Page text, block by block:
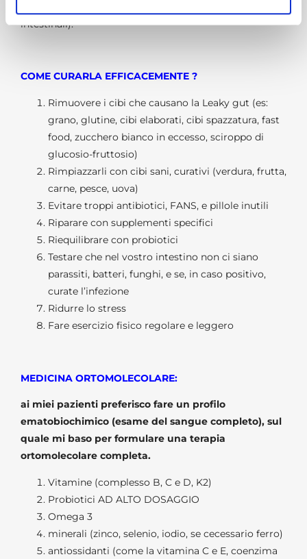
intestinali).
COME CURARLA EFFICACEMENTE ?
Rimuovere i cibi che causano la Leaky gut (es:
grano, glutine, cibi elaborati, cibi spazzatura, fast
food, zucchero bianco in eccesso, sciroppo di
glucosio-fruttosio)
Rimpiazzarli con cibi sani, curativi (verdura, frutta,
carne, pesce, uova)
Evitare troppi antibiotici, FANS, e pillole inutili
Riparare con supplementi specifici
Riequilibrare con probiotici
Testare che nel vostro intestino non ci siano
parassiti, batteri, funghi, e se, in caso positivo,
curate l’infezione
Ridurre lo stress
Fare esercizio fisico regolare e leggero
MEDICINA ORTOMOLECOLARE:
ai miei pazienti preferisco fare un profilo
ematobiochimico (esame del sangue completo), sul
quale mi baso per formulare una terapia
ortomolecolare completa.
Vitamine (complesso B, C e D, K2)
Probiotici AD ALTO DOSAGGIO
Omega 3
minerali (zinco, selenio, iodio, se cecessario ferro)
antiossidanti (come la vitamina C e E, coenzima